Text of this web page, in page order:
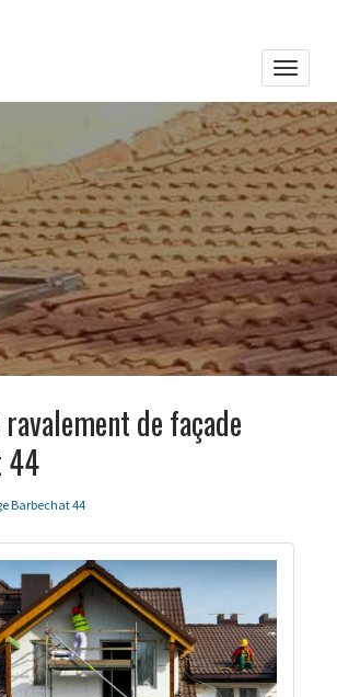
Toggle
de façade
44
Barbechat 44